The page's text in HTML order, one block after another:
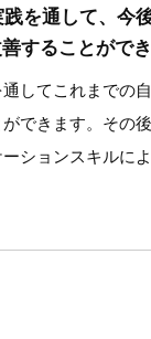
を通して、今
することがで
してこれまでの
できます。その
ションスキルに